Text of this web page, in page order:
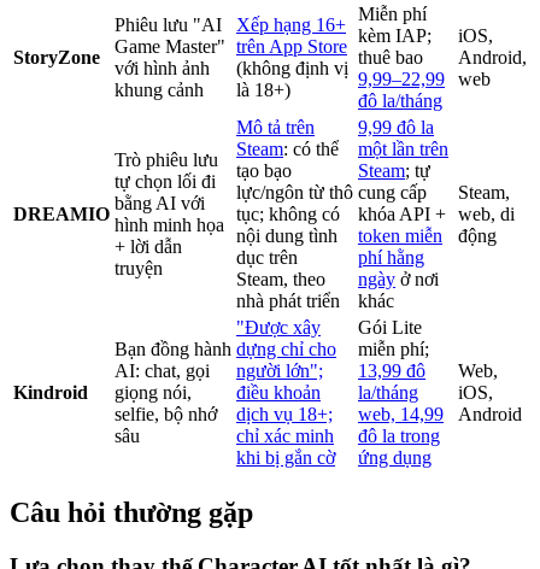
StoryZone
Phiêu lưu "AI
Game Master"
với hình ảnh
khung cảnh
Xếp hạng 16+
trên App Store
(không định vị
là 18+)
Miễn phí
kèm IAP;
thuê bao
9,99–22,99
đô la/tháng
iOS,
Android,
web
DREAMIO
Trò phiêu lưu
tự chọn lối đi
bằng AI với
hình minh họa
+ lời dẫn
truyện
Mô tả trên
Steam: có thể
tạo bạo
lực/ngôn từ thô
tục; không có
nội dung tình
dục trên
Steam, theo
nhà phát triển
9,99 đô la
một lần trên
Steam; tự
cung cấp
khóa API +
token miễn
phí hằng
ngày ở nơi
khác
Steam,
web, di
động
Kindroid
Bạn đồng hành
AI: chat, gọi
giọng nói,
selfie, bộ nhớ
sâu
"Được xây
dựng chỉ cho
người lớn";
điều khoản
dịch vụ 18+;
chỉ xác minh
khi bị gắn cờ
Gói Lite
miễn phí;
13,99 đô
la/tháng
web, 14,99
đô la trong
ứng dụng
Web,
iOS,
Android
Câu hỏi thường gặp